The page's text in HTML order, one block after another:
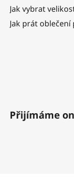
Jak vybrat
Jak prát
Přijímáme